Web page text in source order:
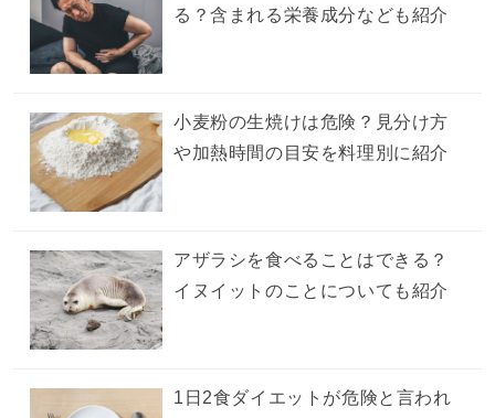
る？含まれる栄養成分なども紹介
小麦粉の生焼けは危険？見分け方
や加熱時間の目安を料理別に紹介
アザラシを食べることはできる？
イヌイットのことについても紹介
1日2食ダイエットが危険と言われ